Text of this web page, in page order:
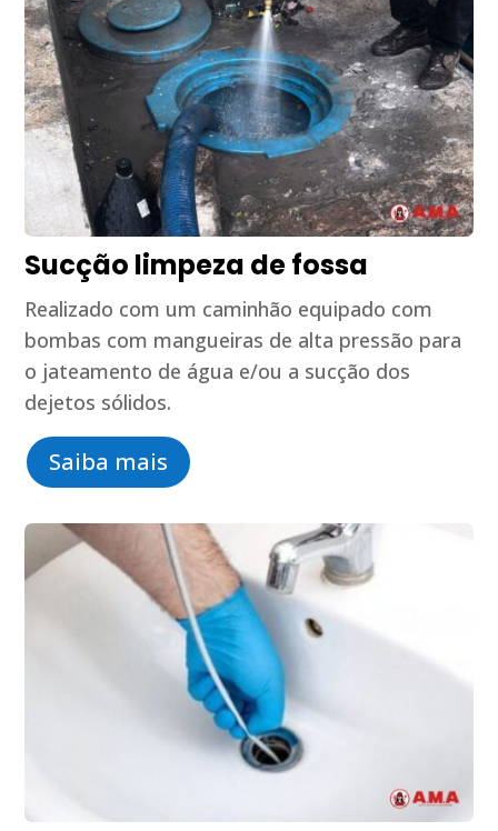
Sucção limpeza de fossa
Realizado com um caminhão equipado com
bombas com mangueiras de alta pressão para
o jateamento de água e/ou a sucção dos
dejetos sólidos.
Saiba mais